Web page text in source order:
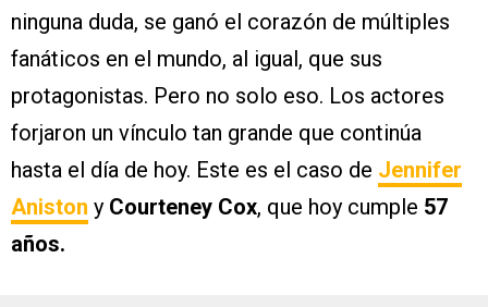
ninguna duda, se ganó el corazón de múltiples
fanáticos en el mundo, al igual, que sus
protagonistas. Pero no solo eso. Los actores
forjaron un vínculo tan grande que continúa
hasta el día de hoy. Este es el caso de Jennifer
Aniston y Courteney Cox, que hoy cumple 57
años.